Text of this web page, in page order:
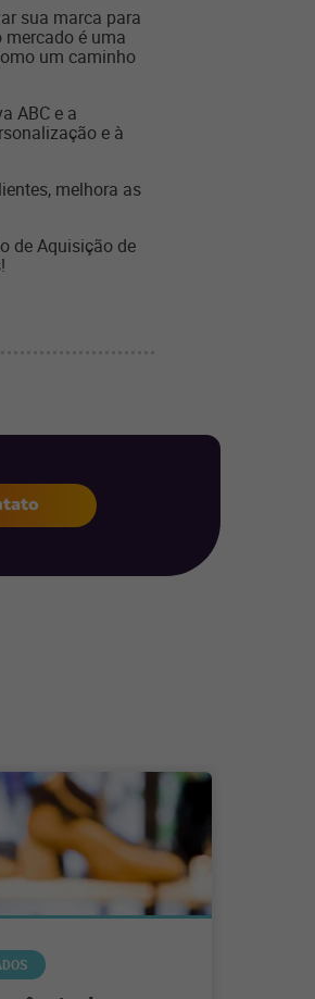
sua marca para
mercado é uma
um caminho
ABC e a
e à
melhora as
de Aquisição de